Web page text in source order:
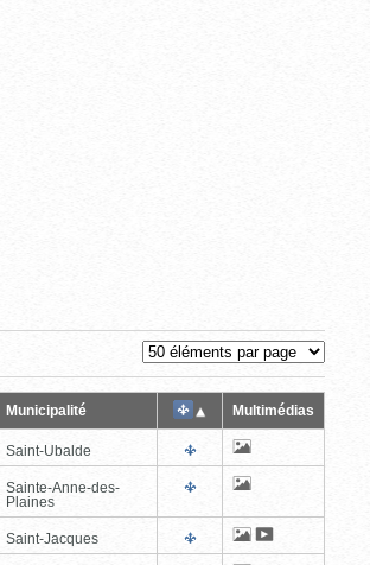
Municipalité Multimédias
Saint-Ubalde
Sainte-Anne-des-
Plaines
Saint-Jacques